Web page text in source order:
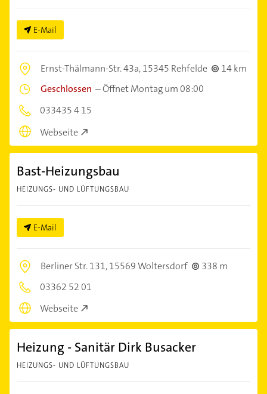
E-Mail
Ernst-Thälmann-Str. 43a,15345 Rehfelde
14 km
Geschlossen –Öffnet Montag um 08:00
033435 4 15
Webseite
Bast-Heizungsbau
HEIZUNGS- UND LÜFTUNGSBAU
E-Mail
Berliner Str. 131,15569 Woltersdorf
338 m
03362 52 01
Webseite
Heizung - Sanitär Dirk Busacker
HEIZUNGS- UND LÜFTUNGSBAU